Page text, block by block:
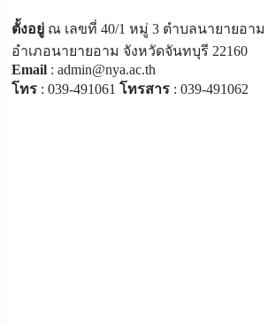
ตั้งอยู่ ณ เลขที่ 40/1 หมู่ 3 ตำบลนายายอาม
อำเภอนายายอาม จังหวัดจันทบุรี 22160
Email : admin@nya.ac.th
โทร : 039-491061 โทรสาร : 039-491062